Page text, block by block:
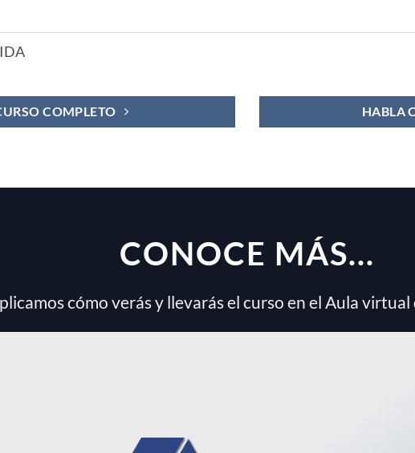
COMPLETO HABLA
CONOCE MÁS...
cómo verás y llevarás el curso en el Aula